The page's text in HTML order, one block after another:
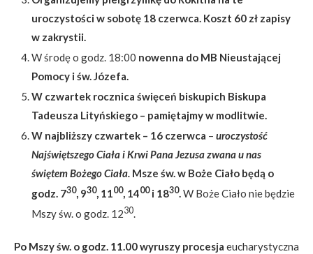
uroczystości w sobotę 18 czerwca. Koszt 60 zł zapisy
w zakrystii.
W środę o godz. 18:00 nowenna do MB Nieustającej
Pomocy i św. Józefa.
W czwartek rocznica święceń biskupich Biskupa
Tadeusza Lityńskiego – pamiętajmy w modlitwie.
W najbliższy czwartek – 16 czerwca – uroczystość
Najświętszego Ciała i Krwi Pana Jezusa zwana u nas
świętem Bożego Ciała. Msze św. w Boże Ciało będą o
godz. 730, 930, 1100, 1400i 1830.W Boże Ciało nie będzie
Mszy św. o godz. 1230.
Po Mszy św. o godz. 11.00 wyruszy procesja eucharystyczna